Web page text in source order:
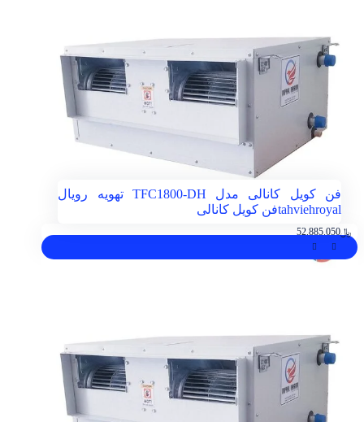
فن کویل کانالی مدل TFC1800-DH تهویه رویال
tahviehroyalفن کویل کانالی
﷼52.885.050